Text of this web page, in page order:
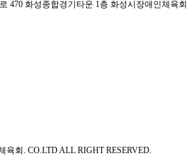
470 화성종합경기타운 1층 화성시장애인체육회
육회. CO.LTD ALL RIGHT RESERVED.